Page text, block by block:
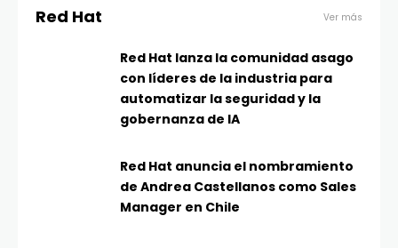
Red Hat Ver más
Red Hat lanza la comunidad asago
con líderes de la industria para
automatizar la seguridad y la
gobernanza de IA
Red Hat anuncia el nombramiento
de Andrea Castellanos como Sales
Manager en Chile